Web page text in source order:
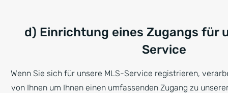
d) Einrichtung eines Zugangs für
Service
Wenn Sie sich für unsere MLS-Service registrieren,
von Ihnen um Ihnen einen umfassenden Zugang zu